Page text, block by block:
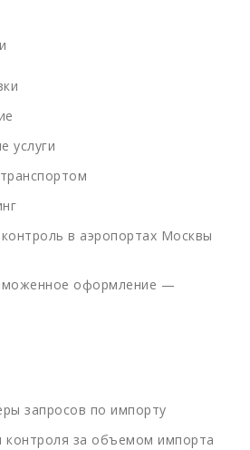
услуги
в аэропортах Москвы
оформление —
запросов по импорту
контроля за объемом импорта